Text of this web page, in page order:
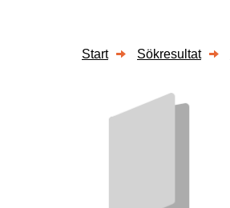
Start Sökresultat